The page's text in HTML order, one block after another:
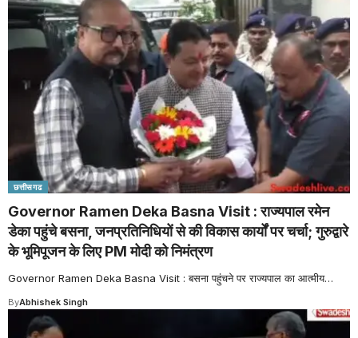
छत्तीसगढ
Governor Ramen Deka Basna Visit : राज्यपाल रमेन
डेका पहुंचे बसना, जनप्रतिनिधियों से की विकास कार्यों पर चर्चा; गुरुद्वारे
के भूमिपूजन के लिए PM मोदी को निमंत्रण
Governor Ramen Deka Basna Visit : बसना पहुंचने पर राज्यपाल का आत्मीय…
ByAbhishek Singh